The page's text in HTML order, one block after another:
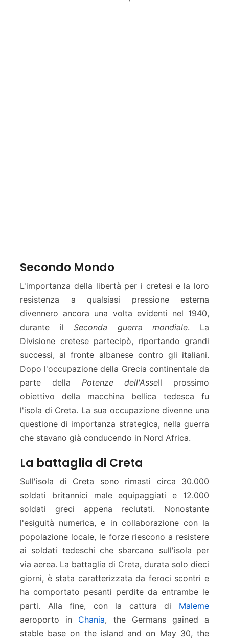
Secondo Mondo
L'importanza della libertà per i cretesi e la loro
resistenza a qualsiasi pressione esterna
divennero ancora una volta evidenti nel 1940,
durante ilSeconda guerra mondiale. La
Divisione cretese partecipò, riportando grandi
successi, al fronte albanese contro gli italiani.
Dopo l'occupazione della Grecia continentale da
parte della Potenze dell'AsseIl prossimo
obiettivo della macchina bellica tedesca fu
l'isola di Creta. La sua occupazione divenne una
questione di importanza strategica, nella guerra
che stavano già conducendo in Nord Africa.
La battaglia di Creta
Sull'isola di Creta sono rimasti circa 30.000
soldati britannici male equipaggiati e 12.000
soldati greci appena reclutati. Nonostante
l'esiguità numerica, e in collaborazione con la
popolazione locale, le forze riescono a resistere
ai soldati tedeschi che sbarcano sull'isola per
via aerea. La battaglia di Creta, durata solo dieci
giorni, è stata caratterizzata da feroci scontri e
ha comportato pesanti perdite da entrambe le
parti. Alla fine, con la cattura di Maleme
aeroporto in Chania, the Germans gained a
stable base on the island and on May 30, the